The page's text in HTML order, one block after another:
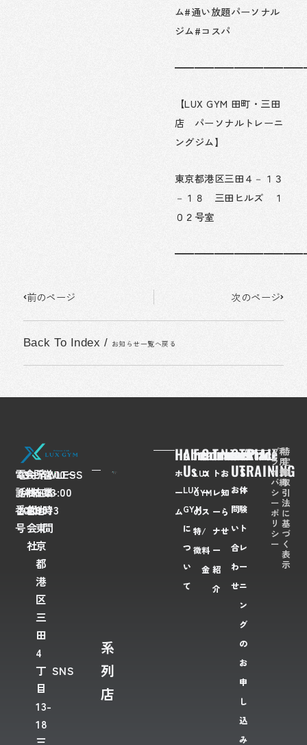
ム#通い放題パーソナル
ジム#コスパ
【LUX GYM 田町・三田
店 パーソナルトレーニ
ングジム】
東京都港区三田４－１３
－１８ 三田ヒルズ １
０２号室
前のページ 次のページ
Back To Index / お知らせ一覧へ戻る
電
話
番
号
03-
6435-
2028
会
社
名
FLAWLESS
株
式
会
社
所
在
地
〒
108-
0073
東
京
都
港
区
三
田
4
丁
目
13-
18
営
業
時
間
7:00〜
23:00
SNS
系
列
店
Home
ホ
ー
ム
About
Us
LUX
GYM
に
つ
い
て
Feaures
LUX
GYM
の
特
徴
Course/Price
コ
ー
ス
/
料
金
Trainer
ト
レ
ー
ナ
ー
紹
介
News
お
知
ら
せ
Contact
Us
お
問
い
合
わ
せ
TRIAL
TRAINING
体
験
ト
レ
ー
ニ
ン
グ
の
お
申
し
込
み
プ
ラ
イ
バ
シ
ー
ポ
リ
シ
ー
利
用
規
約
特
定
商
取
引
法
に
基
づ
く
表
示